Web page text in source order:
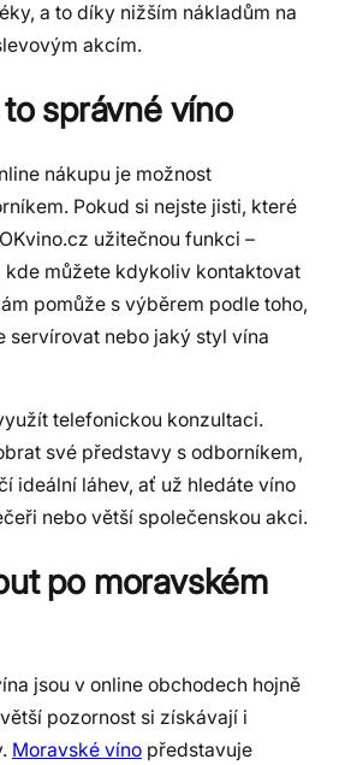
a to díky nižším nákladům na
akcím.
správné víno
nákupu je možnost
Pokud si nejste jisti, které
užitečnou funkci –
kde můžete kdykoliv kontaktovat
pomůže s výběrem podle toho,
servírovat nebo jaký styl vína
telefonickou konzultaci.
své představy s odborníkem,
ideální láhev, ať už hledáte víno
nebo větší společenskou akci.
po moravském
jsou v online obchodech hojně
pozornost si získávají i
Moravské víno představuje